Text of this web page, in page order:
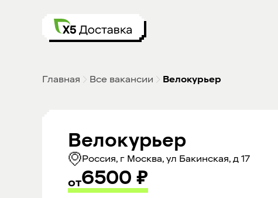
Главная Все вакансии Велокурьер
Велокурьер
Россия, г Москва, ул Бакинская, д 17
от6500 ₽